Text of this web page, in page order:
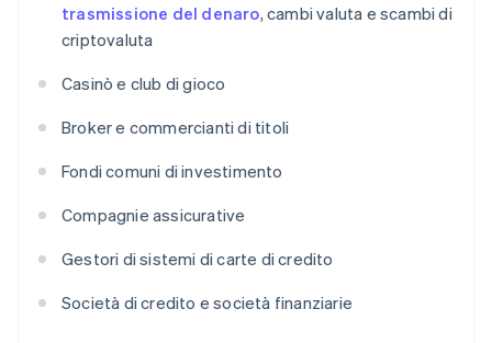
trasmissione del denaro, cambi valuta e scambi di
criptovaluta
Casinò e club di gioco
Broker e commercianti di titoli
Fondi comuni di investimento
Compagnie assicurative
Gestori di sistemi di carte di credito
Società di credito e società finanziarie